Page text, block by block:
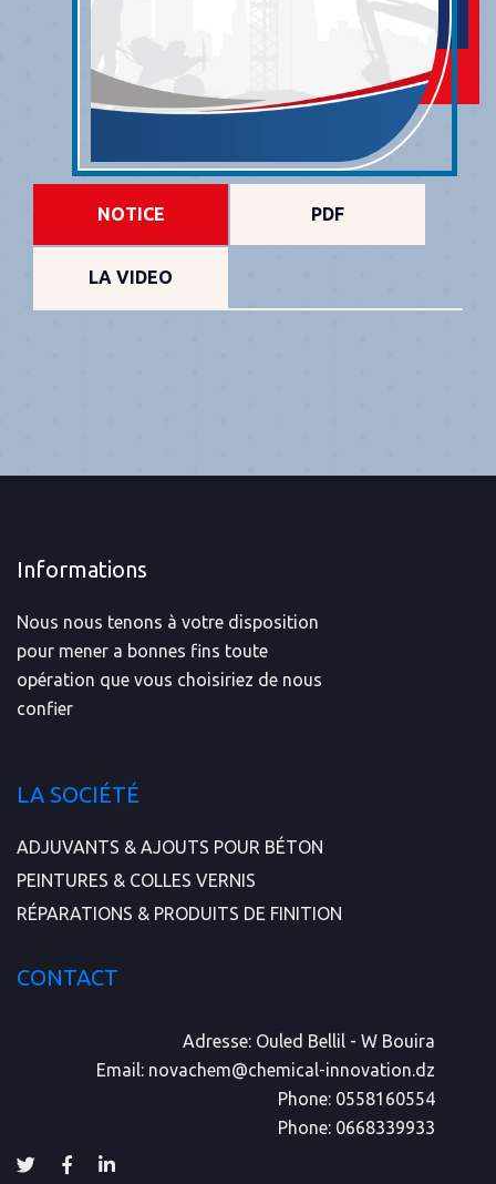
NOTICE PDF
LA VIDEO
Informations
Nous nous tenons à votre disposition
pour mener a bonnes fins toute
opération que vous choisiriez de nous
confier
LA SOCIÉTÉ
ADJUVANTS & AJOUTS POUR BÉTON
PEINTURES & COLLES VERNIS
RÉPARATIONS & PRODUITS DE FINITION
CONTACT
Adresse: Ouled Bellil - W Bouira
Email: novachem@chemical-innovation.dz
Phone: 0558160554
Phone: 0668339933